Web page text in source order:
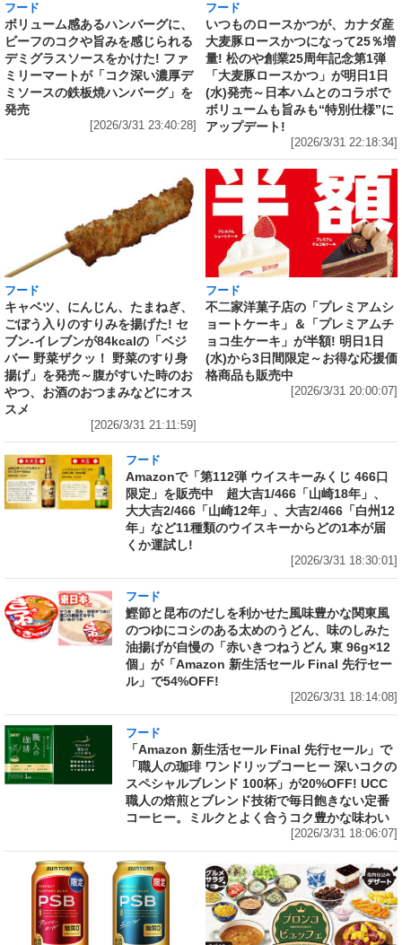
フード
ボリューム感あるハンバーグに、
ビーフのコクや旨みを感じられる
デミグラスソースをかけた! ファ
ミリーマートが「コク深い濃厚デ
ミソースの鉄板焼ハンバーグ」を
発売
[2026/3/31 23:40:28]
フード
いつものロースかつが、カナダ産
大麦豚ロースかつになって25％増
量! 松のや創業25周年記念第1弾
「大麦豚ロースかつ」が明日1日
(水)発売～日本ハムとのコラボで
ボリュームも旨みも“特別仕様”に
アップデート!
[2026/3/31 22:18:34]
フード
キャベツ、にんじん、たまねぎ、
ごぼう入りのすりみを揚げた! セ
ブン‐イレブンが84kcalの「ベジ
バー 野菜ザクッ！ 野菜のすり身
揚げ」を発売～腹がすいた時のお
やつ、お酒のおつまみなどにオス
スメ
[2026/3/31 21:11:59]
フード
不二家洋菓子店の「プレミアムシ
ョートケーキ」＆「プレミアムチ
ョコ生ケーキ」が半額! 明日1日
(水)から3日間限定～お得な応援価
格商品も販売中
[2026/3/31 20:00:07]
フード
Amazonで「第112弾 ウイスキーみくじ 466口
限定」を販売中 超大吉1/466「山崎18年」、
大大吉2/466「山崎12年」、大吉2/466「白州12
年」など11種類のウイスキーからどの1本が届
くか運試し!
[2026/3/31 18:30:01]
フード
鰹節と昆布のだしを利かせた風味豊かな関東風
のつゆにコシのある太めのうどん、味のしみた
油揚げが自慢の「赤いきつねうどん 東 96g×12
個」が「Amazon 新生活セール Final 先行セー
ル」で54%OFF!
[2026/3/31 18:14:08]
フード
「Amazon 新生活セール Final 先行セール」で
「職人の珈琲 ワンドリップコーヒー 深いコクの
スペシャルブレンド 100杯」が20%OFF! UCC
職人の焙煎とブレンド技術で毎日飽きない定番
コーヒー。ミルクとよく合うコク豊かな味わい
[2026/3/31 18:06:07]